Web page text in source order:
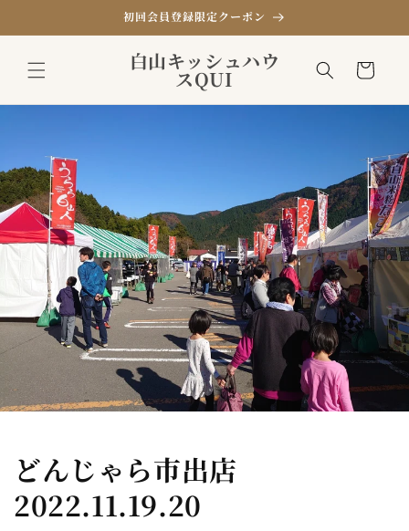
進む
初回会員登録限定クーポン
白山キッシュハウ
スQUI
ー
どんじゃら市出店
2022.11.19.20